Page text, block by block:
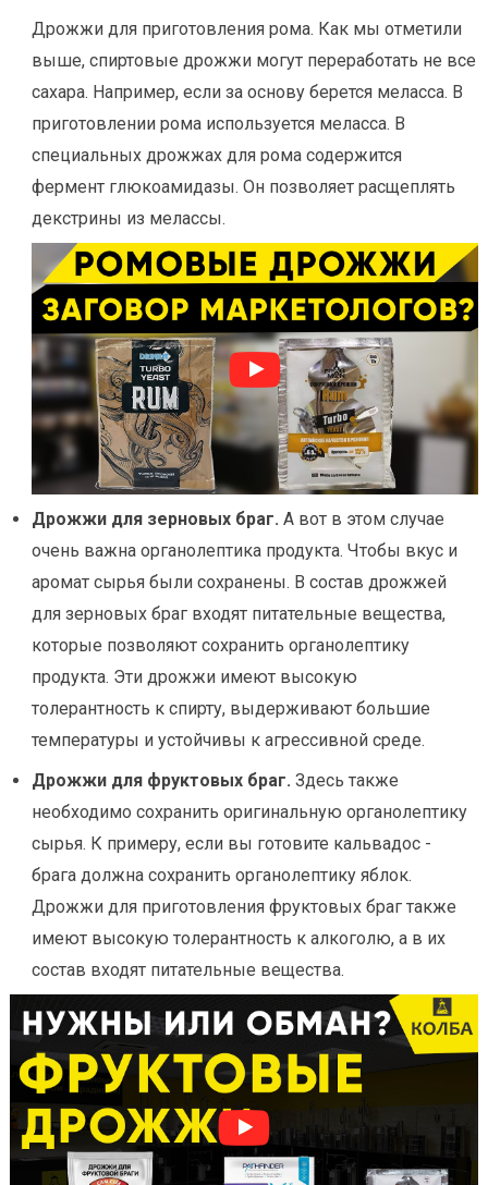
Дрожжи для приготовления рома. Как мы отметили
выше, спиртовые дрожжи могут переработать не все
сахара. Например, если за основу берется меласса. В
приготовлении рома используется меласса. В
специальных дрожжах для рома содержится
фермент глюкоамидазы. Он позволяет расщеплять
декстрины из мелассы.
Дрожжи для зерновых браг. А вот в этом случае
очень важна органолептика продукта. Чтобы вкус и
аромат сырья были сохранены. В состав дрожжей
для зерновых браг входят питательные вещества,
которые позволяют сохранить органолептику
продукта. Эти дрожжи имеют высокую
толерантность к спирту, выдерживают большие
температуры и устойчивы к агрессивной среде.
Дрожжи для фруктовых браг. Здесь также
необходимо сохранить оригинальную органолептику
сырья. К примеру, если вы готовите кальвадос -
брага должна сохранить органолептику яблок.
Дрожжи для приготовления фруктовых браг также
имеют высокую толерантность к алкоголю, а в их
состав входят питательные вещества.